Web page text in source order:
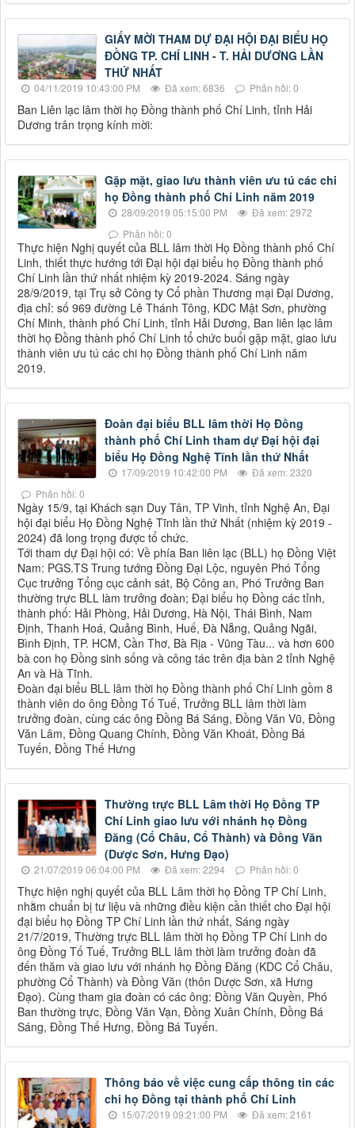
GIẤY MỜI THAM DỰ ĐẠI HỘI ĐẠI BIỂU HỌ
ĐỒNG TP. CHÍ LINH - T. HẢI DƯƠNG LẦN
THỨ NHẤT
04/11/2019 10:43:00 PM Đã xem: 6836 Phản hồi: 0
Ban Liên lạc lâm thời họ Đồng thành phố Chí Linh, tỉnh Hải
Dương trân trọng kính mời:
Gặp mặt, giao lưu thành viên ưu tú các chi
họ Đồng thành phố Chí Linh năm 2019
28/09/2019 05:15:00 PM
Đã xem: 2972
Phản hồi: 0
Thực hiện Nghị quyết của BLL lâm thời Họ Đồng thành phố Chí
Linh, thiết thực hướng tới Đại hội đại biểu họ Đồng thành phố
Chí Linh lần thứ nhất nhiệm kỳ 2019-2024. Sáng ngày
28/9/2019, tại Trụ sở Công ty Cổ phần Thương mại Đại Dương,
địa chỉ: số 969 đường Lê Thánh Tông, KDC Mật Sơn, phường
Chí Minh, thành phố Chí Linh, tỉnh Hải Dương, Ban liên lạc lâm
thời họ Đồng thành phố Chí Linh tổ chức buổi gặp mặt, giao lưu
thành viên ưu tú các chi họ Đồng thành phố Chí Linh năm
2019.
Đoàn đại biểu BLL lâm thời Họ Đồng
thành phố Chí Linh tham dự Đại hội đại
biểu Họ Đồng Nghệ Tĩnh lần thứ Nhất
17/09/2019 10:42:00 PM
Đã xem: 2320
Phản hồi: 0
Ngày 15/9, tại Khách sạn Duy Tân, TP Vinh, tỉnh Nghệ An, Đại
hội đại biểu Họ Đồng Nghệ Tĩnh lần thứ Nhất (nhiệm kỳ 2019 -
2024) đã long trọng được tổ chức.
Tới tham dự Đại hội có: Về phía Ban liên lạc (BLL) họ Đồng Việt
Nam: PGS.TS Trung tướng Đồng Đại Lộc, nguyên Phó Tổng
Cục trưởng Tổng cục cảnh sát, Bộ Công an, Phó Trưởng Ban
thường trực BLL làm trưởng đoàn; Đại biểu họ Đồng các tỉnh,
thành phố: Hải Phòng, Hải Dương, Hà Nội, Thái Bình, Nam
Định, Thanh Hoá, Quảng Bình, Huế, Đà Nẵng, Quảng Ngãi,
Bình Định, TP. HCM, Cần Thơ, Bà Rịa - Vũng Tàu... và hơn 600
bà con họ Đồng sinh sống và công tác trên địa bàn 2 tỉnh Nghệ
An và Hà Tĩnh.
Đoàn đại biểu BLL lâm thời họ Đồng thành phố Chí Linh gồm 8
thành viên do ông Đồng Tố Tuế, Trưởng BLL lâm thời làm
trưởng đoàn, cùng các ông Đồng Bá Sáng, Đồng Văn Vũ, Đồng
Văn Lâm, Đồng Quang Chính, Đồng Văn Khoát, Đồng Bá
Tuyến, Đồng Thế Hưng
Thường trực BLL Lâm thời Họ Đồng TP
Chí Linh giao lưu với nhánh họ Đồng
Đăng (Cổ Châu, Cổ Thành) và Đồng Văn
(Dược Sơn, Hưng Đạo)
21/07/2019 06:04:00 PM Đã xem: 2294 Phản hồi: 0
Thực hiện nghị quyết của BLL Lâm thời họ Đồng TP Chí Linh,
nhằm chuẩn bị tư liệu và những điều kiện cần thiết cho Đại hội
đại biểu họ Đồng TP Chí Linh lần thứ nhất, Sáng ngày
21/7/2019, Thường trực BLL lâm thời họ Đồng TP Chí Linh do
ông Đồng Tố Tuế, Trưởng BLL lâm thời làm trưởng đoàn đã
đến thăm và giao lưu với nhánh họ Đồng Đăng (KDC Cổ Châu,
phường Cổ Thành) và Đồng Văn (thôn Dược Sơn, xã Hưng
Đạo). Cùng tham gia đoàn có các ông: Đồng Văn Quyền, Phó
Ban thường trực, Đồng Văn Vạn, Đồng Xuân Chính, Đồng Bá
Sáng, Đồng Thế Hưng, Đồng Bá Tuyến.
Thông báo về việc cung cấp thông tin các
chi họ Đồng tại thành phố Chí Linh
15/07/2019 09:21:00 PM
Đã xem: 2161